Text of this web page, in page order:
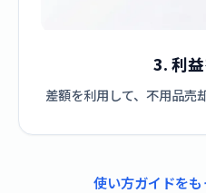
3. 利
差額を利用して、不用品売
使い方ガイドを